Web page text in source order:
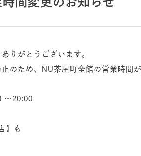
りがとうございます。
のため、NU茶屋町全館の営業時間
～20:00
】も